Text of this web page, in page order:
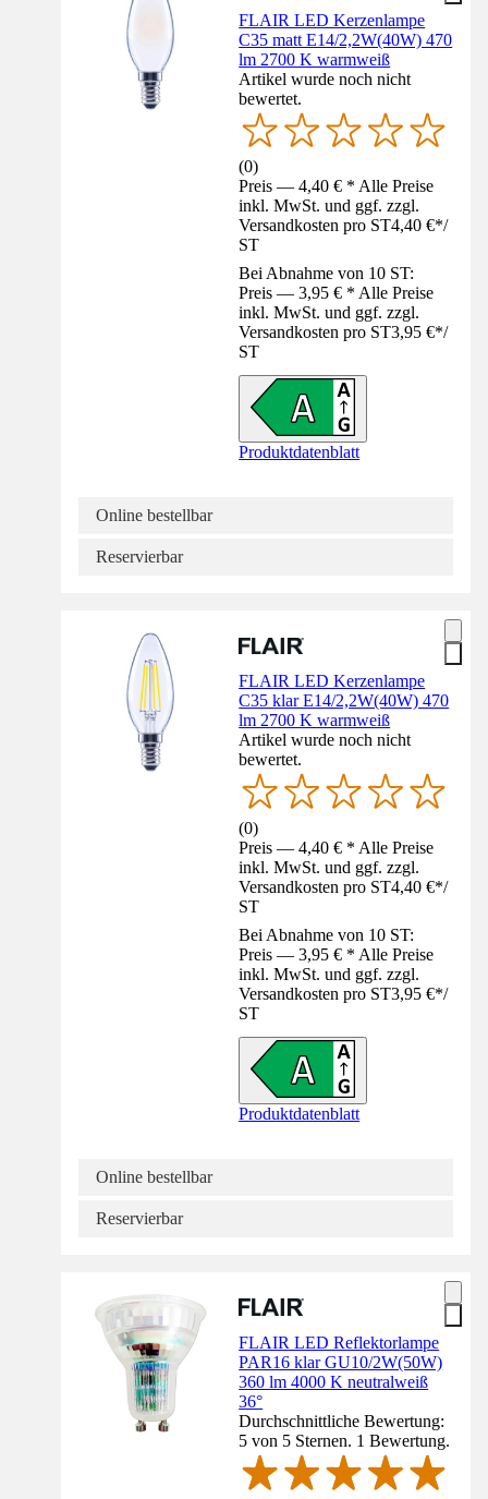
FLAIR LED Kerzenlampe
C35 matt E14/2,2W(40W) 470
lm 2700 K warmweiß
Artikel wurde noch nicht
bewertet.
(0)
Preis — 4,40 € * Alle Preise
inkl. MwSt. und ggf. zzgl.
Versandkosten pro ST4,40 €*/
ST
Bei Abnahme von 10 ST:
Preis — 3,95 € * Alle Preise
inkl. MwSt. und ggf. zzgl.
Versandkosten pro ST3,95 €*/
ST
Produktdatenblatt
Online bestellbar
Reservierbar
FLAIR LED Kerzenlampe
C35 klar E14/2,2W(40W) 470
lm 2700 K warmweiß
Artikel wurde noch nicht
bewertet.
(0)
Preis — 4,40 € * Alle Preise
inkl. MwSt. und ggf. zzgl.
Versandkosten pro ST4,40 €*/
ST
Bei Abnahme von 10 ST:
Preis — 3,95 € * Alle Preise
inkl. MwSt. und ggf. zzgl.
Versandkosten pro ST3,95 €*/
ST
Produktdatenblatt
Online bestellbar
Reservierbar
FLAIR LED Reflektorlampe
PAR16 klar GU10/2W(50W)
360 lm 4000 K neutralweiß
36°
Durchschnittliche Bewertung:
5 von 5 Sternen. 1 Bewertung.